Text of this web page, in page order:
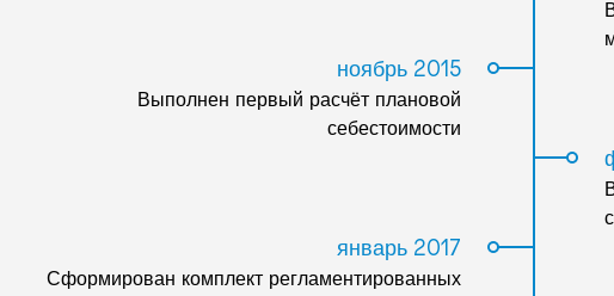
ноябрь 2015
Выполнен первый расчёт плановой
себестоимости
январь 2017
Сформирован комплект регламентированных